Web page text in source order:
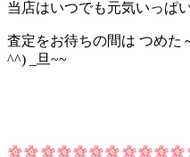
当店はいつでも元気いっぱ
査定をお待ちの間は つめた
^^) _旦~~